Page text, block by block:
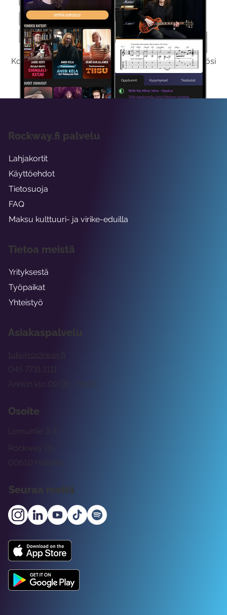
Kokeile Ilmaiseksi
Kokeilemalla ilmaiseksi saat koko sisältömme käyttöösi
viikon ajaksi.
Asiakaspalvelu
tuki@rockway.fi
Arkisin klo 09:00 -15:00
045 7731 1111
Osoite
Rockway Oy
Lemuntie 3-5
00510 Helsinki
Seuraa meitä
Rockway.fi palvelu
Lahjakortit
Käyttöehdot
Tietosuoja
FAQ
Maksu kulttuuri- ja virike-eduilla
Tietoa meistä
Yrityksestä
Työpaikat
Yhteistyö